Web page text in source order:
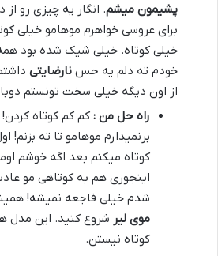
پشیمون میشم. انگار یه چیزی رو
برای عروسی خواهرم موهامو خیلی
خیلی کوتاه. خیلی شیک شده بود
خودم ته دلم یه حس نارضایتی
از اون دیگه خیلی سخت تونستم
راه حل من : کم کم کوتاه
برنمیدارم موهامو تا ته بزنم!
کوتاه میکنم بعد اگه خوشم
اینجوری هم به کوتاهی مو
شدم خیلی فاجعه نمیشه!
موی لیر شروع کنید. این مدل
کوتاه نیستن.